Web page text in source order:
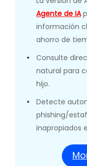
Agente de IA
información
ahorro de
Consulte
natural para
hijo.
Detecte
phishing/
inapropiados